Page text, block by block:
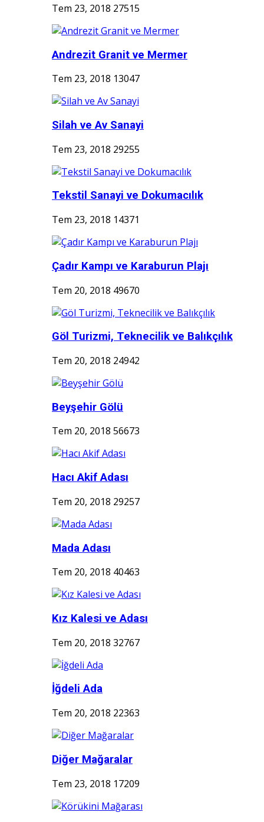
Tem 23, 2018 27515
Andrezit Granit ve Mermer
Tem 23, 2018 13047
Silah ve Av Sanayi
Tem 23, 2018 29255
Tekstil Sanayi ve Dokumacılık
Tem 23, 2018 14371
Çadır Kampı ve Karaburun Plajı
Tem 20, 2018 49670
Göl Turizmi, Teknecilik ve Balıkçılık
Tem 20, 2018 24942
Beyşehir Gölü
Tem 20, 2018 56673
Hacı Akif Adası
Tem 20, 2018 29257
Mada Adası
Tem 20, 2018 40463
Kız Kalesi ve Adası
Tem 20, 2018 32767
İğdeli Ada
Tem 20, 2018 22363
Diğer Mağaralar
Tem 23, 2018 17209